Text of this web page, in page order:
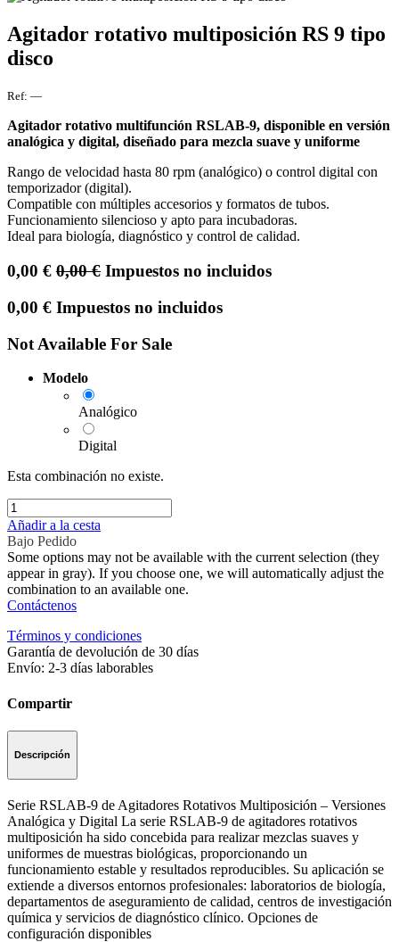
Agitador rotativo multiposición RS 9 tipo
disco
Ref: —
Agitador rotativo multifunción RSLAB-9, disponible en versión
analógica y digital, diseñado para mezcla suave y uniforme
Rango de velocidad hasta 80 rpm (analógico) o control digital con
temporizador (digital).
Compatible con múltiples accesorios y formatos de tubos.
Funcionamiento silencioso y apto para incubadoras.
Ideal para biología, diagnóstico y control de calidad.
0,00 € 0,00€ Impuestos no incluidos
0,00 € Impuestos no incluidos
Not Available For Sale
Modelo
Analógico
Digital
Esta combinación no existe.
Añadir a la cesta
Bajo Pedido
Some options may not be available with the current selection (they
appear in gray). If you choose one, we will automatically adjust the
combination to an available one.
Contáctenos
Términos y condiciones
Garantía de devolución de 30 días
Envío: 2-3 días laborables
Compartir
Descripción
Serie RSLAB-9 de Agitadores Rotativos Multiposición – Versiones
Analógica y Digital La serie RSLAB-9 de agitadores rotativos
multiposición ha sido concebida para realizar mezclas suaves y
uniformes de muestras biológicas, proporcionando un
funcionamiento estable y resultados reproducibles. Su aplicación se
extiende a diversos entornos profesionales: laboratorios de biología,
departamentos de aseguramiento de calidad, centros de investigación
química y servicios de diagnóstico clínico. Opciones de
configuración disponibles